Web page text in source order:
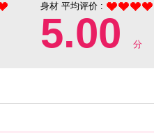
身材 平均评价 :
5.00 分